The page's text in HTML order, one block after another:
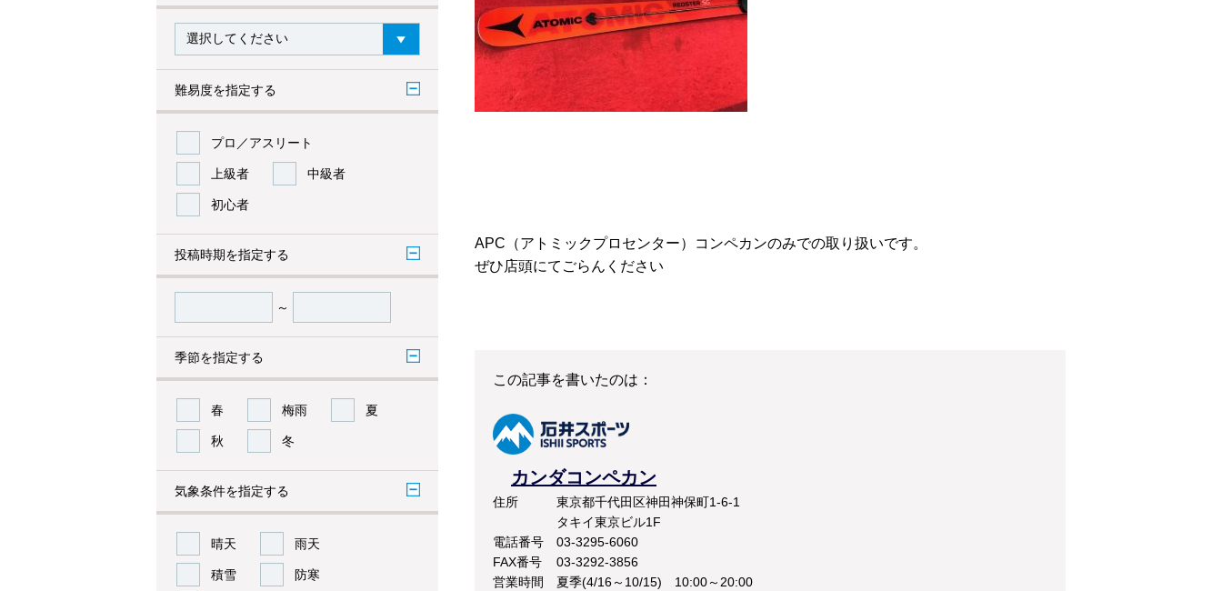
難易度を指定する
プロ／アスリート
上級者 中級者
初心者
投稿時期を指定する
～
季節を指定する
春 梅雨 夏
秋 冬
気象条件を指定する
晴天 雨天
積雪 防寒
APC（アトミックプロセンター）コンペカンのみでの取り扱いです。
ぜひ店頭にてごらんください
この記事を書いたのは：
カンダコンペカン
住所
東京都千代田区神田神保町1-6-1
タキイ東京ビル1F
電話番号
03-3295-6060
FAX番号
03-3292-3856
営業時間
夏季(4/16～10/15) 10:00～20:00